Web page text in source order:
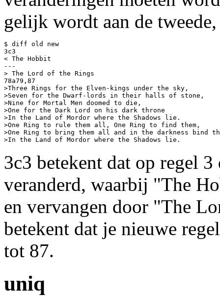
gelijk wordt aan de
$ diff old new
3c3
< The Hobbit
---
> The Lord of the Rings
78a79,87
>Three Rings for the Elven-kings under the sky,
>Seven for the Dwarf-lords in their halls of stone,
>Nine for Mortal Men doomed to die,
>One for the Dark Lord on his dark throne
>In the Land of Mordor where the Shadows lie.
>One Ring to rule them all, One Ring to find them,
>One Ring to bring them all and in the darkness bind
3c3 betekent dat op regel
veranderd, waarbij "The
en vervangen door "The
betekent dat je nieuwe
tot 87.
uniq